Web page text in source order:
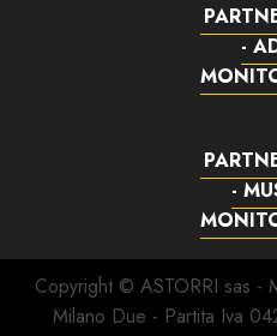
-
-
Copyright © ASTORRI sas -
Milano Due - Partita Iva